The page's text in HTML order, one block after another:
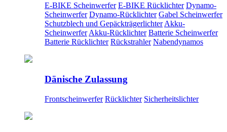
E-BIKE Scheinwerfer E-BIKE Rücklichter Dynamo-
Scheinwerfer Dynamo-Rücklichter Gabel Scheinwerfer
Schutzblech und Gepäckträgerlichter Akku-
Scheinwerfer Akku-Rücklichter Batterie Scheinwerfer
Batterie Rücklichter Rückstrahler Nabendynamos
Dänische Zulassung
Frontscheinwerfer Rücklichter Sicherheitslichter